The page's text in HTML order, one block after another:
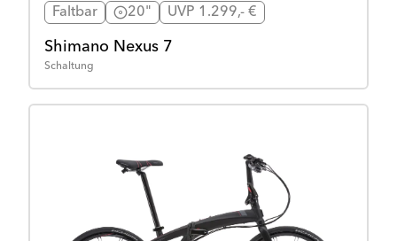
Faltbar 20" UVP 1.299,- €
Shimano Nexus 7
Schaltung